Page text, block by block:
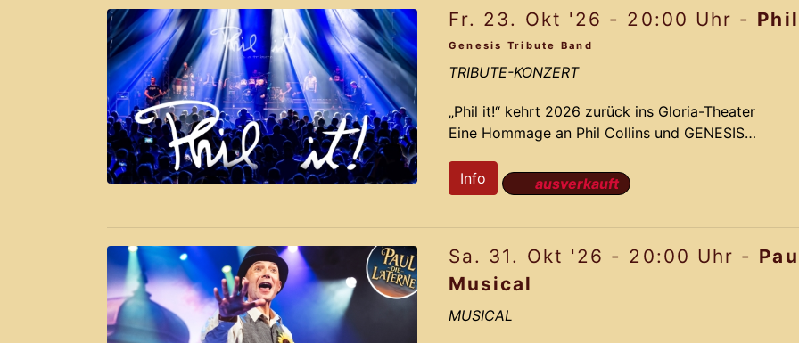
Fr. 23. Okt '26 - 20:00 Uhr -
Genesis Tribute Band
TRIBUTE-KONZERT
„Phil it!“ kehrt 2026 zurück ins Gloria-Theater
Eine Hommage an Phil Collins und GENESIS
Ausnahmeband Phil it! erneut auf die Bühne des
23. Oktober 2026, nimmt das 14-köpfige Ensemble
Info ausverkauft
Sa. 31. Okt '26 - 20:00 Uhr -
Musical
MUSICAL